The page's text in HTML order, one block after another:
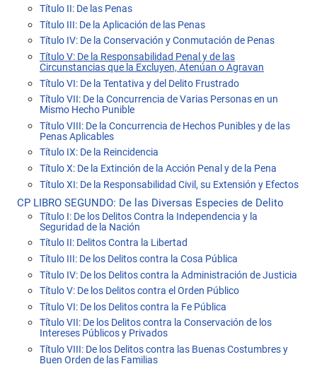
Título II: De las Penas
Título III: De la Aplicación de las Penas
Título IV: De la Conservación y Conmutación de Penas
Título V: De la Responsabilidad Penal y de las
Circunstancias que la Excluyen, Atenúan o Agravan
Título VI: De la Tentativa y del Delito Frustrado
Título VII: De la Concurrencia de Varias Personas en un
Mismo Hecho Punible
Título VIII: De la Concurrencia de Hechos Punibles y de las
Penas Aplicables
Título IX: De la Reincidencia
Título X: De la Extinción de la Acción Penal y de la Pena
Título XI: De la Responsabilidad Civil, su Extensión y Efectos
CP LIBRO SEGUNDO: De las Diversas Especies de Delito
Título I: De los Delitos Contra la Independencia y la
Seguridad de la Nación
Título II: Delitos Contra la Libertad
Título III: De los Delitos contra la Cosa Pública
Título IV: De los Delitos contra la Administración de Justicia
Título V: De los Delitos contra el Orden Público
Título VI: De los Delitos contra la Fe Pública
Título VII: De los Delitos contra la Conservación de los
Intereses Públicos y Privados
Título VIII: De los Delitos contra las Buenas Costumbres y
Buen Orden de las Familias